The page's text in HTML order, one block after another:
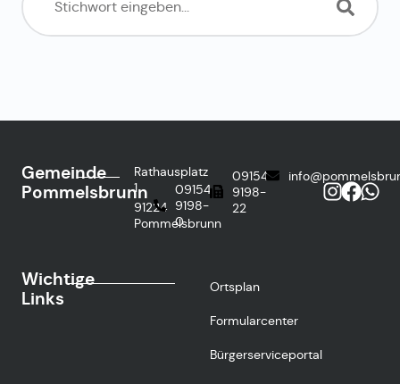
Gemeinde
Pommelsbrunn
Rathausplatz
1
91224
Pommelsbrunn
09154
9198-
0
09154
9198-
22
Wichtige
Links
Ortsplan
Formularcenter
Bürgerserviceportal